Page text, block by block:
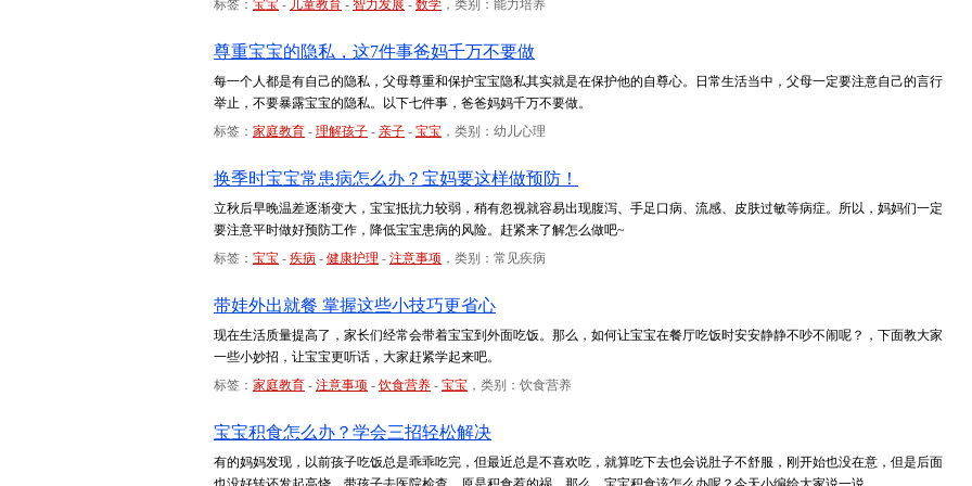
标签： 宝宝 - 儿童教育 - 智力发展 - 数学 ，类别：能力培养
尊重宝宝的隐私，这7件事爸妈千万不要做
每一个人都是有自己的隐私，父母尊重和保护宝宝隐私其实就是在保护他的自尊心。日常生活当中，父母一定要注意自己的言行
举止，不要暴露宝宝的隐私。以下七件事，爸爸妈妈千万不要做。
标签： 家庭教育 - 理解孩子 - 亲子 - 宝宝 ，类别：幼儿心理
换季时宝宝常患病怎么办？宝妈要这样做预防！
立秋后早晚温差逐渐变大，宝宝抵抗力较弱，稍有忽视就容易出现腹泻、手足口病、流感、皮肤过敏等病症。所以，妈妈们一定
要注意平时做好预防工作，降低宝宝患病的风险。赶紧来了解怎么做吧~
标签： 宝宝 - 疾病 - 健康护理 - 注意事项 ，类别：常见疾病
带娃外出就餐 掌握这些小技巧更省心
现在生活质量提高了，家长们经常会带着宝宝到外面吃饭。那么，如何让宝宝在餐厅吃饭时安安静静不吵不闹呢？，下面教大家
一些小妙招，让宝宝更听话，大家赶紧学起来吧。
标签： 家庭教育 - 注意事项 - 饮食营养 - 宝宝 ，类别：饮食营养
宝宝积食怎么办？学会三招轻松解决
有的妈妈发现，以前孩子吃饭总是乖乖吃完，但最近总是不喜欢吃，就算吃下去也会说肚子不舒服，刚开始也没在意，但是后面